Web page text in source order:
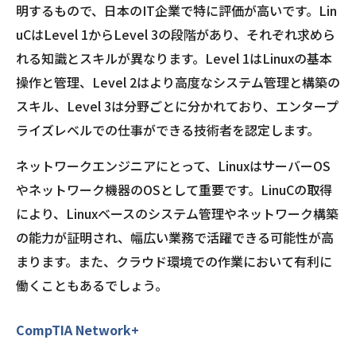
明するもので、日本のIT企業で特に評価が高いです。Lin
uCはLevel 1からLevel 3の段階があり、それぞれ求めら
れる知識とスキルが異なります。Level 1はLinuxの基本
操作と管理、Level 2はより高度なシステム管理と構築の
スキル、Level 3は分野ごとに分かれており、エンタープ
ライズレベルでの仕事ができる技術者を認定します。
ネットワークエンジニアにとって、LinuxはサーバーOS
やネットワーク機器のOSとして重要です。LinuCの取得
により、Linuxベースのシステム管理やネットワーク構築
の能力が証明され、幅広い業務で活躍できる可能性が高
まります。また、クラウド環境での作業において有利に
働くこともあるでしょう。
CompTIA Network+